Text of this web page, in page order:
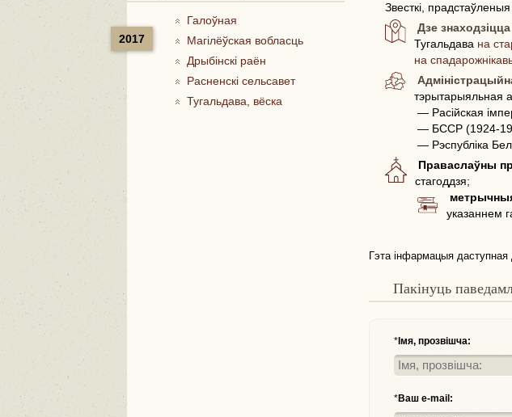
2017
Галоўная
Магілёўская вобласць
Дрыбінскі раён
Расненскі сельсавет
Тугальдава, вёска
Звесткі,
Дзе
Тугальдава на
на
тэрытарыяльная
— Расійская
— БССР (1924-
— Рэспубліка
Праваслаўны
стагоддзя;
указаннем
Гэта інфармацыя даступная
Пакінуць
*Імя, прозвішча:
*Ваш e-mail: